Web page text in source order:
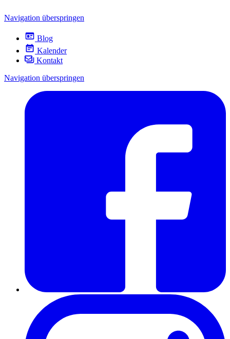
Navigation überspringen
Blog
Kalender
Kontakt
Navigation überspringen